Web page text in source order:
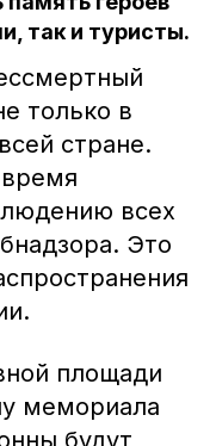
так и туристы.
только в
стране.
всех
Это
площади
мемориала
будут